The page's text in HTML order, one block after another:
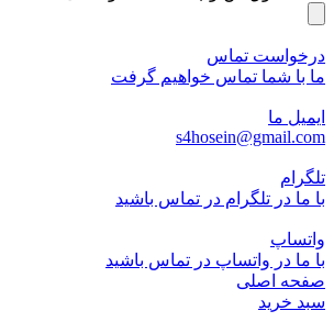
درخواست تماس
ما با شما تماس خواهیم گرفت
ایمیل ما
s4hosein@gmail.com
تلگرام
با ما در تلگرام در تماس باشید
واتساپ
با ما در واتساپ در تماس باشید
صفحه اصلی
سبد خرید